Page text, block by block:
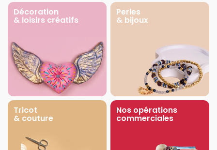
Décoration
& loisirs créatifs
Perles
& bijoux
Tricot
& couture
Nos opérations
commerciales